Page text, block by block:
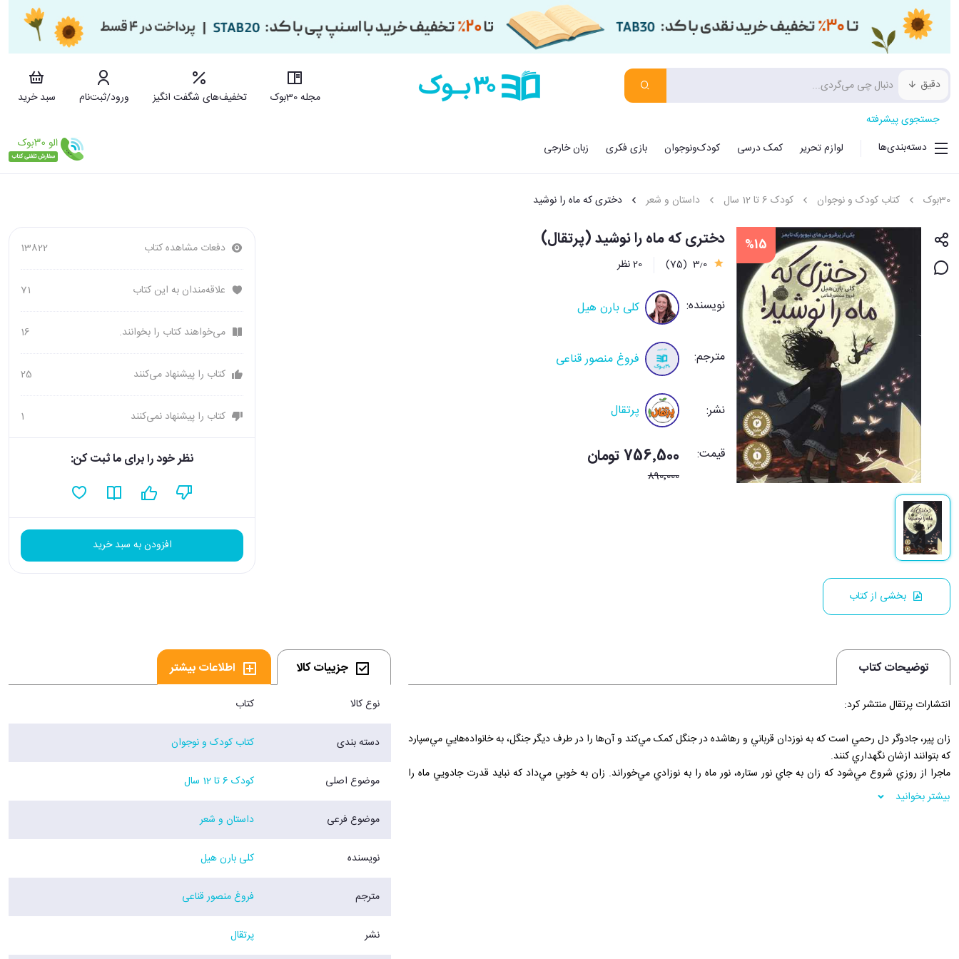
دقیق
مجله 30بوک تخفیف‌های شگفت انگیز ورود/ثبت‌نام
سبد خرید
جستجوی پیشرفته
دسته‌بندی‌ها
لوازم تحریر کمک درسی کودک‌ونوجوان بازی فکری زبان خارجی
30بوک کتاب کودک و نوجوان کودک 6 تا 12 سال داستان و شعر دختری که ماه را نوشید
%15
بخشی از کتاب
دختری که ماه را نوشید (پرتقال)
3٫0 (75) 20 نظر
نویسنده: کلی بارن هیل
مترجم: فروغ منصور قناعی
نشر: پرتقال
قیمت: 756٬500 تومان
890٬000
دفعات مشاهده کتاب 13822
علاقه‌مندان به این کتاب 71
می‌خواهند کتاب را بخوانند. 16
کتاب را پیشنهاد می‌کنند 25
کتاب را پیشنهاد نمی‌کنند 1
نظر خود را برای ما ثبت کن:
افزودن به سبد خرید
توضیحات کتاب
انتشارات پرتقال منتشر کرد:
زان پير، جادوگر دل رحمي است که به نوزدان قرباني و رهاشده در جنگل کمک مي‌کند و آن‌ها را در طرف ديگر جنگل، به خانواده‌هايي مي‌سپارد
که بتوانند ازشان نگهداري کنند.
ماجرا از روزي شروع مي‌شود که زان به جاي نور ستاره، نور ماه را به نوزادي مي‌خوراند. زان به خوبي مي‌داد که نبايد قدرت جادويي ماه را
دست کم بگيرد و نوزاد را به حال خود رها کند؛ پس چاره‌اي مي‌انديشد تا نوزاد با قدرتي که دارد، به خودش و ديگران آسيب نرساند. اما
چگونه مي‌توان مانع قدرت ماه شد؟
بیشتر بخوانید
جزییات کالا اطلاعات بیشتر
نوع کالا کتاب
دسته بندی کتاب کودک و نوجوان
موضوع اصلی کودک 6 تا 12 سال
موضوع فرعی داستان و شعر
نویسنده کلی بارن هیل
مترجم فروغ منصور قناعی
نشر پرتقال